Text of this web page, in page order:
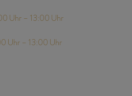
Uhr – 13:00 Uhr
Uhr – 13:00 Uhr